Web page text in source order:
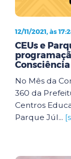
12/11/2021, às
CEUs e
No Mês da
360 da
Centros
Parque Júl...